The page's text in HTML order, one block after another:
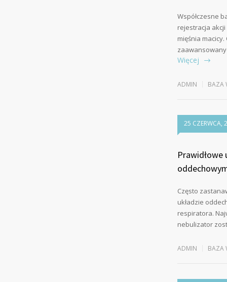
Współczesne
rejestracja
mięśnia
Więcej
ADMIN BAZA
25 CZERWCA,
Często
układzie
respiratora.
nebulizator
ADMIN BAZA